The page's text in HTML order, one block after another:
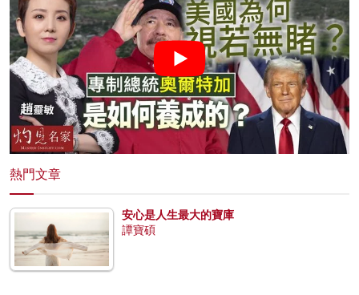
熱門文章
安心是人生最大的寶庫
譚寶碩